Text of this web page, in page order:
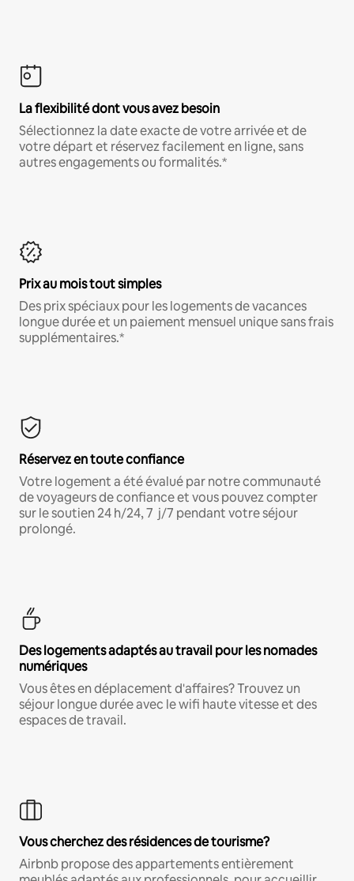
La flexibilité dont vous avez besoin
Sélectionnez la date exacte de votre arrivée et de
votre départ et réservez facilement en ligne, sans
autres engagements ou formalités.*
Prix au mois tout simples
Des prix spéciaux pour les logements de vacances
longue durée et un paiement mensuel unique sans frais
supplémentaires.*
Réservez en toute confiance
Votre logement a été évalué par notre communauté
de voyageurs de confiance et vous pouvez compter
sur le soutien 24 h/24, 7 j/7 pendant votre séjour
prolongé.
Des logements adaptés au travail pour les nomades
numériques
Vous êtes en déplacement d'affaires? Trouvez un
séjour longue durée avec le wifi haute vitesse et des
espaces de travail.
Vous cherchez des résidences de tourisme?
Airbnb propose des appartements entièrement